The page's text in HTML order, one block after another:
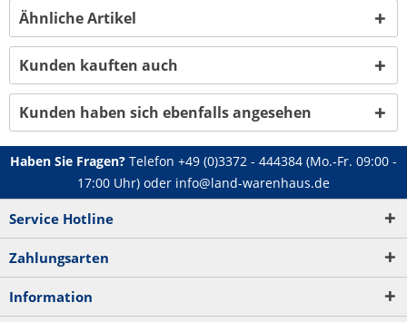
Ähnliche Artikel
Kunden kauften auch
Kunden haben sich ebenfalls angesehen
Haben Sie Fragen? Telefon +49 (0)3372 - 444384 (Mo.-Fr. 09:00 -
17:00 Uhr) oder info@land-warenhaus.de
Service Hotline
Zahlungsarten
Information